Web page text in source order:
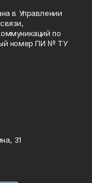
в Управлении
по
номер ПИ № ТУ
31